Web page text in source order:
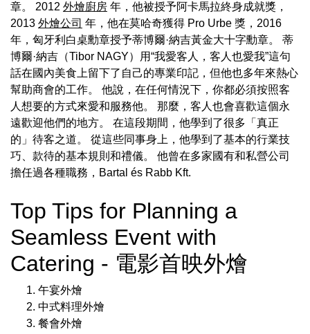
章。 2012 外燴廚房 年，他被授予阿卡馬拉終身成就獎，
2013 外燴公司 年，他在莫哈奇獲得 Pro Urbe 獎，2016
年，匈牙利白桌勳章授予蒂博爾·納吉黃金大十字勳章。 蒂
博爾·納吉（Tibor NAGY）用“我愛客人，客人也愛我”這句
話在國內美食上留下了自己的專業印記，但他也多年來熱心
幫助商會的工作。 他說，在任何情況下，你都必須按照客
人想要的方式來愛和服務他。 那麼，客人也會喜歡這個永
遠歡迎他們的地方。 在這段期間，他學到了很多「真正
的」待客之道。 從這些同事身上，他學到了基本的行業技
巧、款待的基本規則和禮儀。 他曾在多家國有和私營公司
擔任過各種職務，Bartal és Rabb Kft.
Top Tips for Planning a
Seamless Event with
Catering - 電影首映外燴
午宴外燴
中式料理外燴
餐會外燴